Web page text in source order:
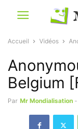
Accueil Vidéos
Belgium
Par Mr Mondialisation -